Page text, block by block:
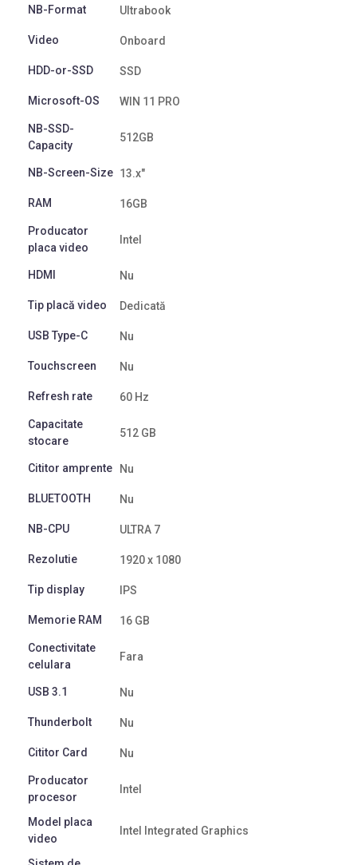
NB-Format Ultrabook
Video Onboard
HDD-or-SSD SSD
Microsoft-OS WIN 11 PRO
NB-SSD-
Capacity
512GB
NB-Screen-Size 13.x"
RAM 16GB
Producator
placa video
Intel
HDMI Nu
Tip placă video Dedicată
USB Type-C Nu
Touchscreen Nu
Refresh rate 60 Hz
Capacitate
stocare
512 GB
Cititor amprente Nu
BLUETOOTH Nu
NB-CPU ULTRA 7
Rezolutie 1920 x 1080
Tip display IPS
Memorie RAM 16 GB
Conectivitate
celulara
Fara
USB 3.1 Nu
Thunderbolt Nu
Cititor Card Nu
Producator
procesor
Intel
Model placa
video
Intel Integrated Graphics